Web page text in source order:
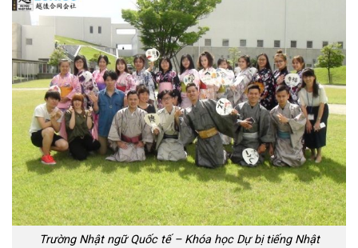
Trường Nhật ngữ Quốc tế – Khóa học Dự bị tiếng Nhật